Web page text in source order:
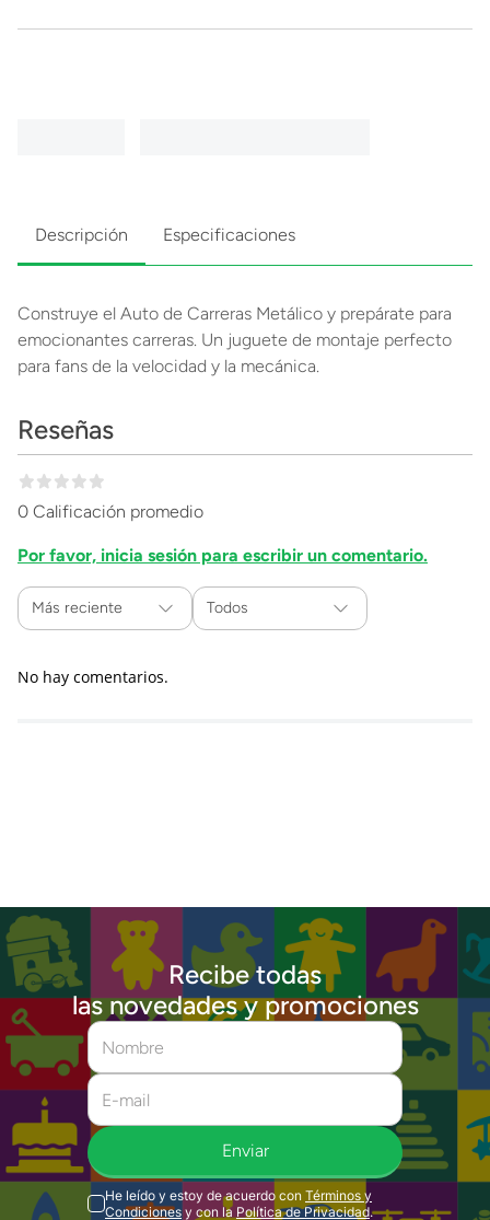
Descripción Especificaciones
Construye el Auto de Carreras Metálico y prepárate para
emocionantes carreras. Un juguete de montaje perfecto
para fans de la velocidad y la mecánica.
Reseñas
0 Calificación promedio
Por favor, inicia sesión para escribir un comentario.
Más reciente Todos
No hay comentarios.
Recibe todas
las novedades y promociones
Enviar
He leído y estoy de acuerdo con Términos y
Condiciones y con la Política de Privacidad.